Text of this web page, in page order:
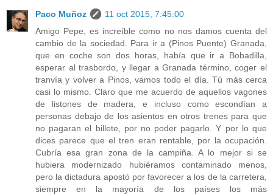
Paco Muñoz
11 oct 2015, 7:45:00
Amigo Pepe, es increíble como no nos damos cuenta del
cambio de la sociedad. Para ir a (Pinos Puente) Granada,
que en coche son dos horas, había que ir a Bobadilla,
esperar al trasbordo, y llegar a Granada término, coger el
tranvía y volver a Pinos, vamos todo el día. Tú más cerca
casi lo mismo. Claro que me acuerdo de aquellos vagones
de listones de madera, e incluso como escondían a
personas debajo de los asientos en otros trenes para que
no pagaran el billete, por no poder pagarlo. Y por lo que
dices parece que el tren eran rentable, por la ocupación.
Cubría esa gran zona de la campiña. A lo mejor si se
hubiera modernizado hubiéramos contaminado menos,
pero la dictadura apostó por favorecer a los de la carretera,
siempre en la mayoría de los países los más